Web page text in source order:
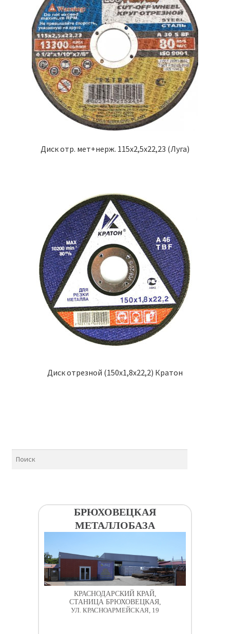
Диск отр. мет+нерж. 115х2,5х22,23 (Луга)
Диск отрезной (150х1,8х22,2) Кратон
БРЮХОВЕЦКАЯ
МЕТАЛЛОБАЗА
КРАСНОДАРСКИЙ КРАЙ,
СТАНИЦА БРЮХОВЕЦКАЯ,
УЛ. КРАСНОАРМЕЙСКАЯ, 19